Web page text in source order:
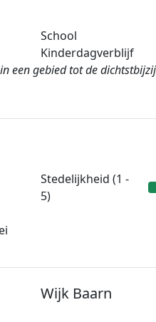
School
Kinderdagverblijf
een gebied tot de
Stedelijkheid (1 -
5)
Wijk Baarn